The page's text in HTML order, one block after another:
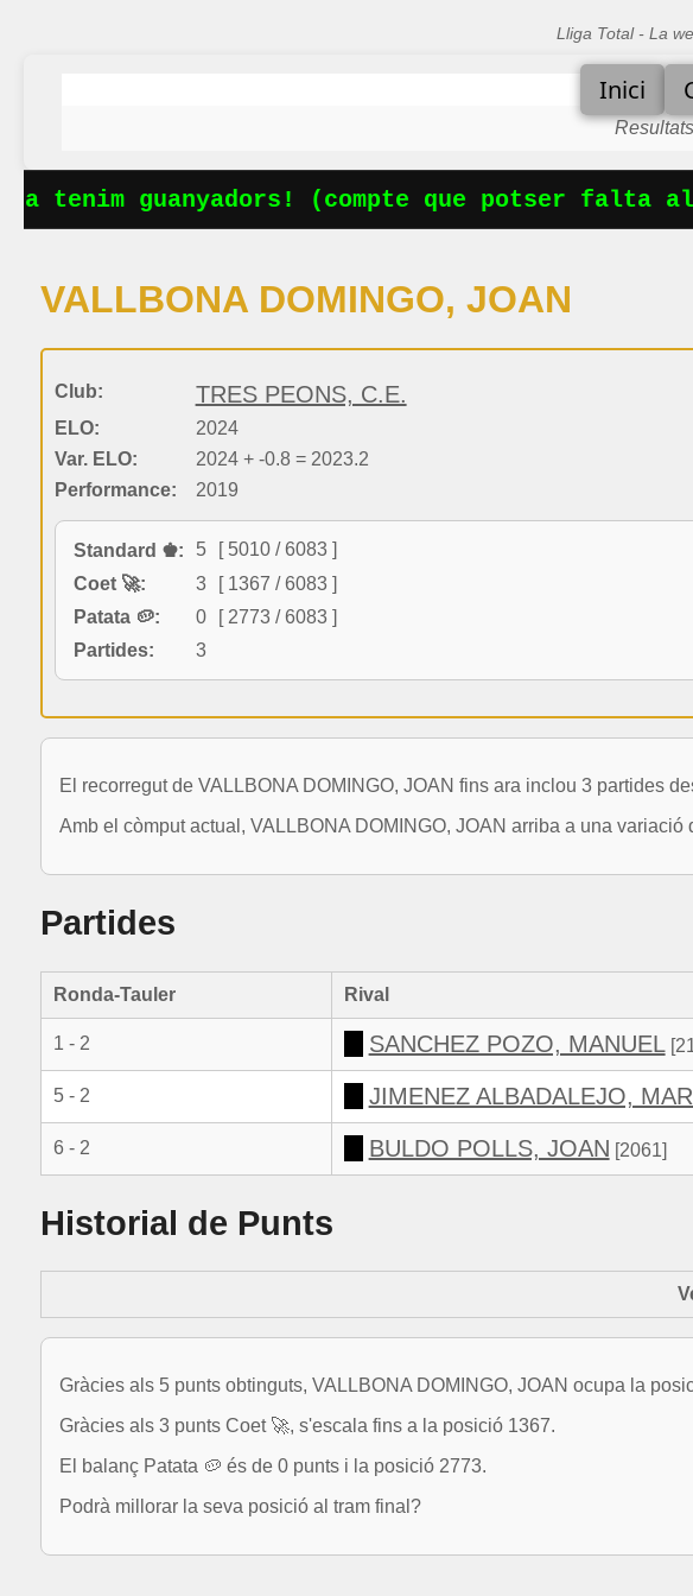
Lliga Total - La
Inici
tenim guanyadors! (compte que potser falta
VALLBONA DOMINGO, JOAN
Club: TRES PEONS, C.E.
ELO:
2024
Var. ELO:
2024 + -0.8 = 2023.2
Performance:
2019
Standard ♚: 5
[ 5010 / 6083 ]
Coet 🚀:
3
[ 1367 / 6083 ]
Patata 🥔:
0
[ 2773 / 6083 ]
Partides:
3
El recorregut de VALLBONA DOMINGO, JOAN fins ara inclou 3 partides
Amb el còmput actual, VALLBONA DOMINGO, JOAN arriba a una
Partides
Ronda-Tauler Rival
1 - 2 SANCHEZ POZO, MANUEL
5 - 2 JIMENEZ ALBADALEJO,
6 - 2 BULDO POLLS, JOAN [2061]
Historial de Punts
Gràcies als 5 punts obtinguts, VALLBONA DOMINGO, JOAN ocupa la
Gràcies als 3 punts Coet 🚀, s'escala fins a la posició 1367.
El balanç Patata 🥔 és de 0 punts i la posició 2773.
Podrà millorar la seva posició al tram final?